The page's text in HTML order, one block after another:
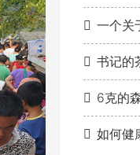
一个关
书记的
6克的
如何健